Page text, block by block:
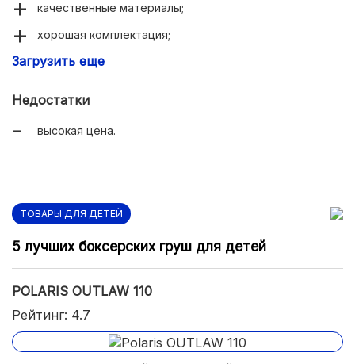
качественные материалы;
хорошая комплектация;
прочность.
Загрузить еще
Недостатки
высокая цена.
ТОВАРЫ ДЛЯ ДЕТЕЙ
5 лучших боксерских груш для детей
POLARIS OUTLAW 110
Рейтинг: 4.7